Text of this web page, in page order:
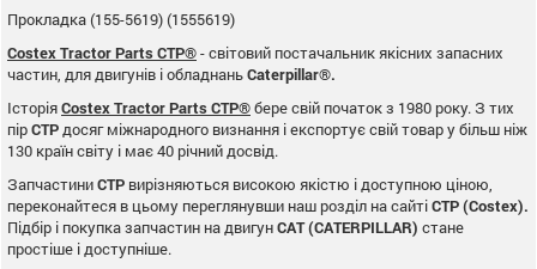
Прокладка (155-5619) (1555619)
Costex Tractor Parts CTP®- світовий постачальник якісних запасних
частин, для двигунів і обладнаньCaterpillar®.
ІсторіяCostex Tractor Parts CTP®бере свій початок з 1980 року. З тих
пірCTP досяг міжнародного визнання і експортує свій товар у більш ніж
130 країн світу і має 40 річний досвід.
ЗапчастиниCTP вирізняються високою якістю і доступною ціною,
переконайтеся в цьому переглянувши наш розділ на сайтіCTP (Costex).
Підбір і покупка запчастин на двигунCAT (CATERPILLAR) стане
простіше і доступніше.